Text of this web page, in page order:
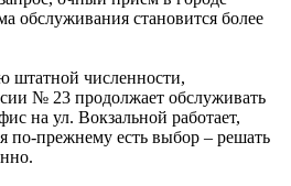
обслуживания становится более
штатной численности,
№ 23 продолжает обслуживать
на ул. Вокзальной работает,
по-прежнему есть выбор – решать